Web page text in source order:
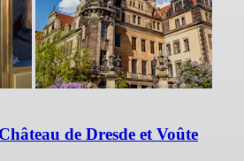
de Dresde et Voûte